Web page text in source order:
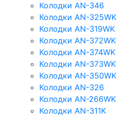
Колодки AN-346
Колодки AN-325WK
Колодки AN-319WK
Колодки AN-372WK
Колодки AN-374WK
Колодки AN-373WK
Колодки AN-350WK
Колодки AN-326
Колодки AN-266WK
Колодки AN-311K